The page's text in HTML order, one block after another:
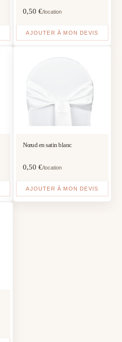
0,50 €/location
AJOUTER À MON DEVIS
Nœud en satin blanc
0,50 €/location
AJOUTER À MON DEVIS